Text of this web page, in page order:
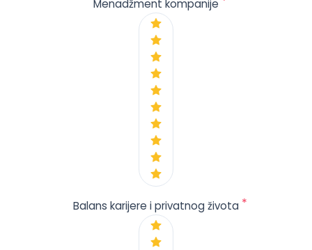
Menadžment kompanije
Balans karijere i privatnog života *